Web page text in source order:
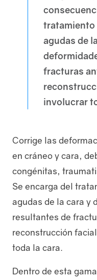
tratamiento
agudas de
fracturas
involucrar
Corrige las
en cráneo y cara,
congénitas,
Se encarga del
agudas de la cara y
resultantes de
reconstrucción
toda la cara.
Dentro de esta